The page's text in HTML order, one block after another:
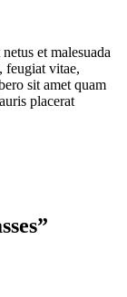
et malesuada
feugiat vitae,
sit amet quam
placerat